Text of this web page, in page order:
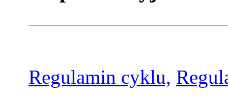
Regulamin cyklu,